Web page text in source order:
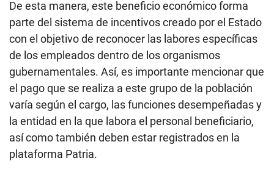
De esta manera, este beneficio económico forma
parte del sistema de incentivos creado por el Estado
con el objetivo de reconocer las labores específicas
de los empleados dentro de los organismos
gubernamentales. Así, es importante mencionar que
el pago que se realiza a este grupo de la población
varía según el cargo, las funciones desempeñadas y
la entidad en la que labora el personal beneficiario,
así como también deben estar registrados en la
plataforma Patria.